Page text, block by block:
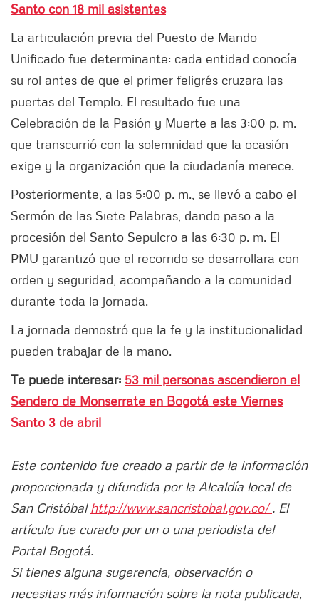
Santo con 18 mil asistentes
La articulación previa del Puesto de Mando
Unificado fue determinante: cada entidad conocía
su rol antes de que el primer feligrés cruzara las
puertas del Templo. El resultado fue una
Celebración de la Pasión y Muerte a las 3:00 p. m.
que transcurrió con la solemnidad que la ocasión
exige y la organización que la ciudadanía merece.​​​​​​​​​
Posteriormente, a las 5:00 p. m., se llevó a cabo el
Sermón de las Siete Palabras, dando paso a la
procesión del Santo Sepulcro a las 6:30 p. m. El
PMU garantizó que el recorrido se desarrollara con
orden y seguridad, acompañando a la comunidad
durante toda la jornada.
La jornada demostró que la fe y la institucionalidad
pueden trabajar de la mano.
Te puede interesar: 53 mil personas ascendieron el
Sendero de Monserrate en Bogotá este Viernes
Santo 3 de abril
Este contenido fue creado a partir de la información
proporcionada y difundida por la Alcaldía local de
San Cristóbalhttp://www.sancristobal.gov.co/. El
artículo fue curado por un o una periodista del
Portal Bogotá.
Si tienes alguna sugerencia, observación o
necesitas más información sobre la nota publicada,